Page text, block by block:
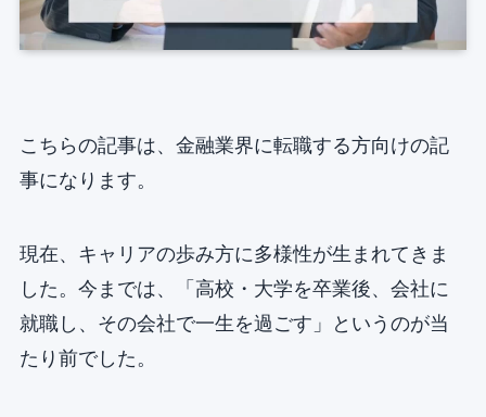
こちらの記事は、金融業界に転職する方向けの記
事になります。
現在、キャリアの歩み方に多様性が生まれてきま
した。今までは、「高校・大学を卒業後、会社に
就職し、その会社で一生を過ごす」というのが当
たり前でした。